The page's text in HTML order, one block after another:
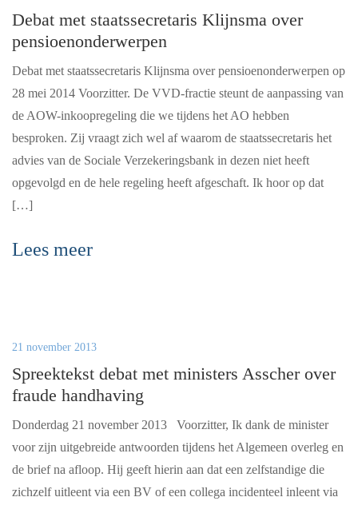
Debat met staatssecretaris Klijnsma over
pensioenonderwerpen
Debat met staatssecretaris Klijnsma over pensioenonderwerpen op
28 mei 2014 Voorzitter. De VVD-fractie steunt de aanpassing van
de AOW-inkoopregeling die we tijdens het AO hebben
besproken. Zij vraagt zich wel af waarom de staatssecretaris het
advies van de Sociale Verzekeringsbank in dezen niet heeft
opgevolgd en de hele regeling heeft afgeschaft. Ik hoor op dat
[…]
Lees meer
21 november 2013
Spreektekst debat met ministers Asscher over
fraude handhaving
Donderdag 21 november 2013 Voorzitter, Ik dank de minister
voor zijn uitgebreide antwoorden tijdens het Algemeen overleg en
de brief na afloop. Hij geeft hierin aan dat een zelfstandige die
zichzelf uitleent via een BV of een collega incidenteel inleent via